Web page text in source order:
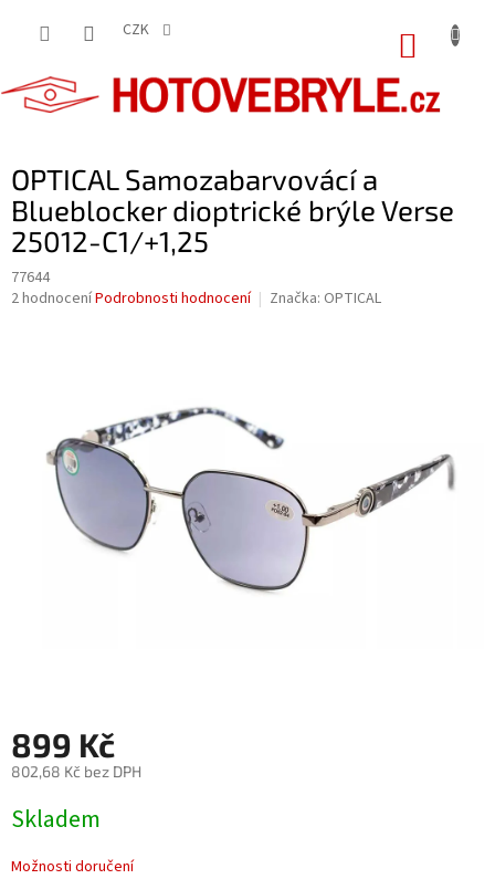
CZK
OPTICAL Samozabarvovácí a
Blueblocker dioptrické brýle Verse
25012-C1/+1,25
77644
Průměrné
hvězdiček.
2 hodnoceníPodrobnosti hodnocení Značka: OPTICAL
899 Kč
802,68 Kč bez DPH
cena:
Skladem
Možnosti doručení